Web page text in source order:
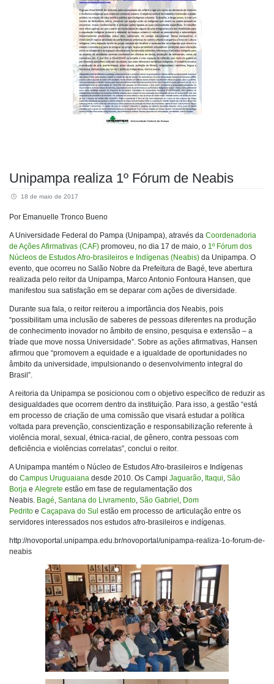
Unipampa realiza 1º Fórum de Neabis
18 de maio de 2017
Por Emanuelle Tronco Bueno
A Universidade Federal do Pampa (Unipampa), através da Coordenadoria
de Ações Afirmativas (CAF) promoveu, no dia 17 de maio, o 1º Fórum dos
Núcleos de Estudos Afro-brasileiros e Indígenas (Neabis) da Unipampa. O
evento, que ocorreu no Salão Nobre da Prefeitura de Bagé, teve abertura
realizada pelo reitor da Unipampa, Marco Antonio Fontoura Hansen, que
manifestou sua satisfação em se deparar com ações de diversidade.
Durante sua fala, o reitor reiterou a importância dos Neabis, pois
“possibilitam uma inclusão de saberes de pessoas diferentes na produção
de conhecimento inovador no âmbito de ensino, pesquisa e extensão – a
tríade que move nossa Universidade”. Sobre as ações afirmativas, Hansen
afirmou que “promovem a equidade e a igualdade de oportunidades no
âmbito da universidade, impulsionando o desenvolvimento integral do
Brasil”.
A reitoria da Unipampa se posicionou com o objetivo específico de reduzir as
desigualdades que ocorrem dentro da instituição. Para isso, a gestão “está
em processo de criação de uma comissão que visará estudar a política
voltada para prevenção, conscientização e responsabilização referente à
violência moral, sexual, étnica-racial, de gênero, contra pessoas com
deficiência e violências correlatas”, conclui o reitor.
A Unipampa mantém o Núcleo de Estudos Afro-brasileiros e Indígenas
do Campus Uruguaiana desde 2010. Os Campi Jaguarão Itaqui São
Borja e Alegrete estão em fase de regulamentação dos
Neabis. Bagé Santana do Livramento São Gabriel Dom
Pedrito e Caçapava do Sul estão em processo de articulação entre os
servidores interessados nos estudos afro-brasileiros e indígenas.
http://novoportal.unipampa.edu.br/novoportal/unipampa-realiza-1o-forum-de-
neabis